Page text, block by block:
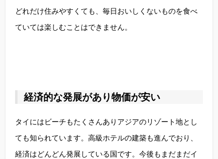
どれだけ住みやすくても、毎日おいしくないものを食べ
ていては楽しむことはできません。
経済的な発展があり物価が安い
タイにはビーチもたくさんありアジアのリゾート地とし
ても知られています。高級ホテルの建築も進んでおり、
経済はどんどん発展している国です。今後もまだまだイ